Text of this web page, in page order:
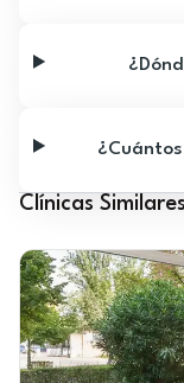
Clínicas Similares